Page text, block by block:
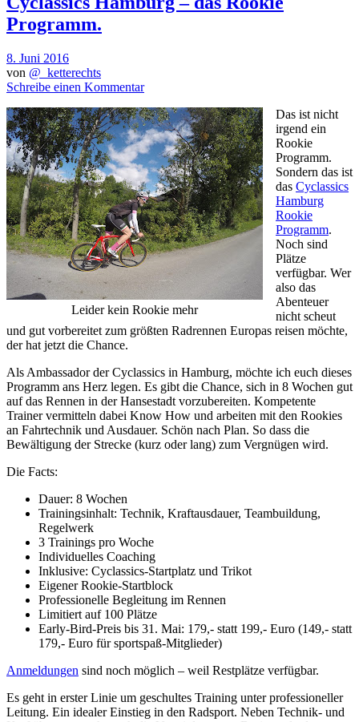
Programm.
8. Juni 2016
von @_ketterechts
Schreibe einen Kommentar
Leider kein Rookie mehr
Das ist nicht
irgend ein
Rookie
Programm.
Sondern das ist
das Cyclassics
Hamburg
Rookie
Programm.
Noch sind
Plätze
verfügbar. Wer
also das
Abenteuer
nicht scheut
und gut vorbereitet zum größten Radrennen Europas reisen möchte,
der hat jetzt die Chance.
Als Ambassador der Cyclassics in Hamburg, möchte ich euch dieses
Programm ans Herz legen. Es gibt die Chance, sich in 8 Wochen gut
auf das Rennen in der Hansestadt vorzubereiten. Kompetente
Trainer vermitteln dabei Know How und arbeiten mit den Rookies
an Fahrtechnik und Ausdauer. Schön nach Plan. So dass die
Bewältigung der Strecke (kurz oder lang) zum Vergnügen wird.
Die Facts:
Dauer: 8 Wochen
Trainingsinhalt: Technik, Kraftausdauer, Teambuildung,
Regelwerk
3 Trainings pro Woche
Individuelles Coaching
Inklusive: Cyclassics-Startplatz und Trikot
Eigener Rookie-Startblock
Professionelle Begleitung im Rennen
Limitiert auf 100 Plätze
Early-Bird-Preis bis 31. Mai: 179,- statt 199,- Euro (149,- statt
179,- Euro für sportspaß-Mitglieder)
Anmeldungen sind noch möglich – weil Restplätze verfügbar.
Es geht in erster Linie um geschultes Training unter professioneller
Leitung. Ein idealer Einstieg in den Radsport. Neben Technik- und